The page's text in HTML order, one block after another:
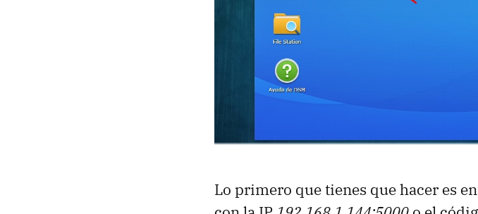
Lo primero que tienes que hacer es